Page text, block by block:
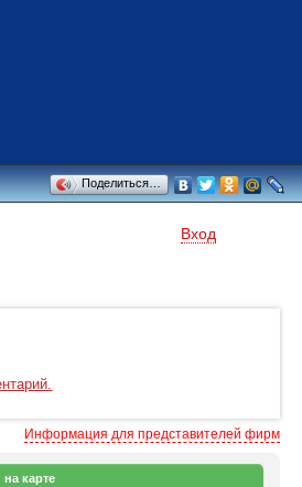
Поделиться…
Вход
Информация для представителей фирм
на карте